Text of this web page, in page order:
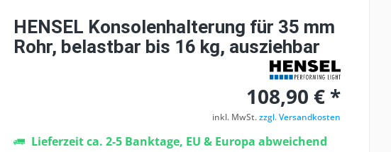
HENSEL Konsolenhalterung für 35 mm
Rohr, belastbar bis 16 kg, ausziehbar
108,90 € *
inkl. MwSt.zzgl. Versandkosten
Lieferzeit ca. 2-5 Banktage, EU & Europa abweichend